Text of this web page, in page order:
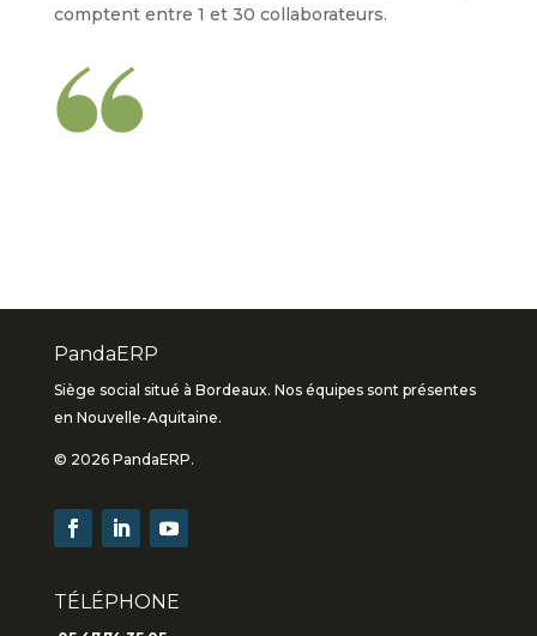
comptent entre 1 et 30 collaborateurs.
PandaERP
Siège social situé à Bordeaux. Nos équipes sont présentes
en Nouvelle-Aquitaine.
© 2026 PandaERP.
TÉLÉPHONE